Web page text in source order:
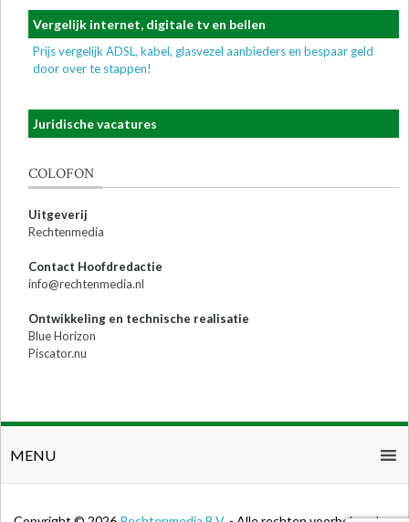
Vergelijk internet, digitale tv en bellen
Prijs vergelijk ADSL, kabel, glasvezel aanbieders en bespaar geld
door over te stappen!
Juridische vacatures
COLOFON
Uitgeverij
Rechtenmedia
Contact Hoofdredactie
info@rechtenmedia.nl
Ontwikkeling en technische realisatie
Blue Horizon
Piscator.nu
MENU